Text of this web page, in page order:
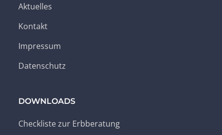
Aktuelles
Kontakt
Impressum
Datenschutz
DOWNLOADS
Checkliste zur Erbberatung